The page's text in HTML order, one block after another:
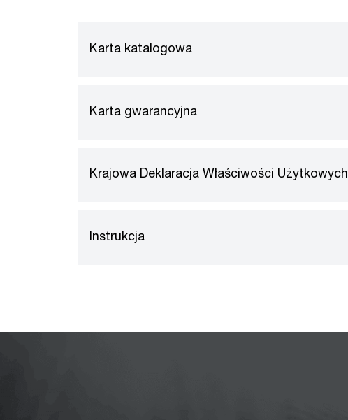
Karta katalogowa
Karta gwarancyjna
Krajowa Deklaracja Właściwości Użytkowych
Instrukcja